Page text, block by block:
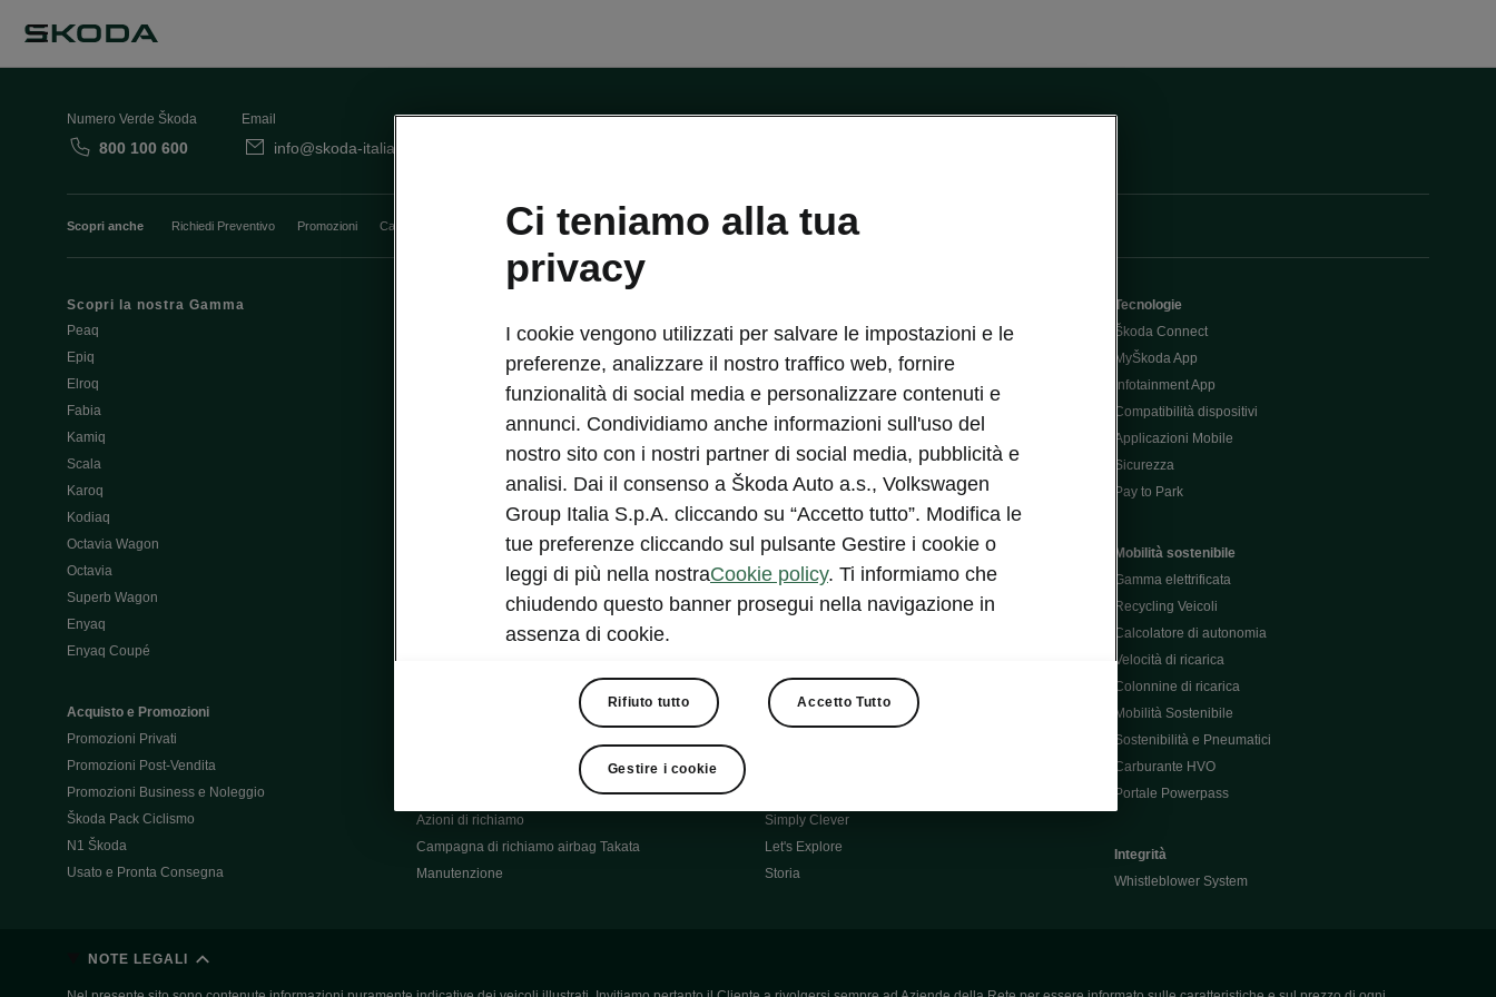
Numero Verde Škoda
800 100 600
Email
info@skoda-italia.it
Scopri anche Richiedi Preventivo Promozioni Cataloghi e Listini Car Configurator Rete Škoda
Scopri la nostra Gamma
Peaq
Epiq
Elroq
Fabia
Kamiq
Scala
Karoq
Kodiaq
Octavia Wagon
Octavia
Superb Wagon
Enyaq
Enyaq Coupé
Acquisto e Promozioni
Promozioni Privati
Promozioni Post-Vendita
Promozioni Business e Noleggio
Škoda Pack Ciclismo
N1 Škoda
Usato e Pronta Consegna
Aziende e P.IVA
Usato Škoda Plus
Cataloghi e listini
Richiedi Preventivo
Richiedi Test Drive
Post-vendita aziende e P.IVA
Škoda Supercard
Azioni di richiamo
Campagna di richiamo airbag Takata
Manutenzione
Informazioni per soccorritori
Dichiarazione di cambio proprietà
Richiedi Assistenza Service
Mondo Škoda
Milano Design Week
Fabia Green Flow
Škoda Official Partner X Factor 202
Elroq Respectline
Contatti
Auto per neopatentati
Simply Clever
Let's Explore
Storia
Tecnologie
Škoda Connect
MyŠkoda App
Infotainment App
Compatibilità dispositivi
Applicazioni Mobile
Sicurezza
Pay to Park
Mobilità sostenibile
Gamma elettrificata
Recycling Veicoli
Calcolatore di autonomia
Velocità di ricarica
Colonnine di ricarica
Mobilità Sostenibile
Sostenibilità e Pneumatici
Carburante HVO
Portale Powerpass
Integrità
Whistleblower System
NOTE LEGALI
Ci teniamo alla tua
privacy
I cookie vengono utilizzati per salvare le impostazioni e le
preferenze, analizzare il nostro traffico web, fornire
funzionalità di social media e personalizzare contenuti e
annunci. Condividiamo anche informazioni sull'uso del
nostro sito con i nostri partner di social media, pubblicità e
analisi. Dai il consenso a Škoda Auto a.s., Volkswagen
Group Italia S.p.A. cliccando su “Accetto tutto”. Modifica le
tue preferenze cliccando sul pulsante Gestire i cookie o
leggi di più nella nostraCookie policy. Ti informiamo che
chiudendo questo banner prosegui nella navigazione in
assenza di cookie.
Rifiuto tutto Accetto Tutto
Gestire i cookie